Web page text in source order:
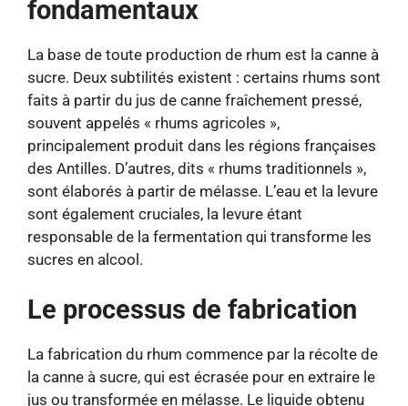
fondamentaux
La base de toute production de rhum est la canne à
sucre. Deux subtilités existent : certains rhums sont
faits à partir du jus de canne fraîchement pressé,
souvent appelés « rhums agricoles »,
principalement produit dans les régions françaises
des Antilles. D’autres, dits « rhums traditionnels »,
sont élaborés à partir de mélasse. L’eau et la levure
sont également cruciales, la levure étant
responsable de la fermentation qui transforme les
sucres en alcool.
Le processus de fabrication
La fabrication du rhum commence par la récolte de
la canne à sucre, qui est écrasée pour en extraire le
jus ou transformée en mélasse. Le liquide obtenu